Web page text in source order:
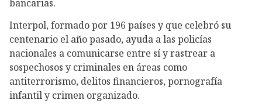
bancarias.
Interpol, formado por 196 países y que celebró su
centenario el año pasado, ayuda a las policías
nacionales a comunicarse entre sí y rastrear a
sospechosos y criminales en áreas como
antiterrorismo, delitos financieros, pornografía
infantil y crimen organizado.